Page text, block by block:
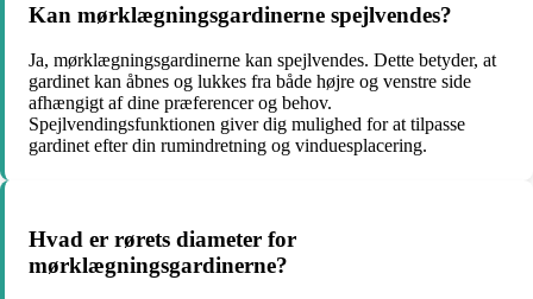
Kan mørklægningsgardinerne spejlvendes?
Ja, mørklægningsgardinerne kan spejlvendes. Dette betyder, at
gardinet kan åbnes og lukkes fra både højre og venstre side
afhængigt af dine præferencer og behov.
Spejlvendingsfunktionen giver dig mulighed for at tilpasse
gardinet efter din rumindretning og vinduesplacering.
Hvad er rørets diameter for
mørklægningsgardinerne?